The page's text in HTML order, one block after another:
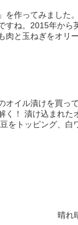
を作ってみました
ね。2015年から
肉と玉ねぎをオリ
オイル漬けを買っ
く！ 漬け込まれた
ッピング、白ワ
晴れ